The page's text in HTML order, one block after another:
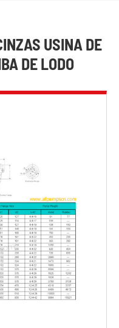
USINA DE
DE LODO